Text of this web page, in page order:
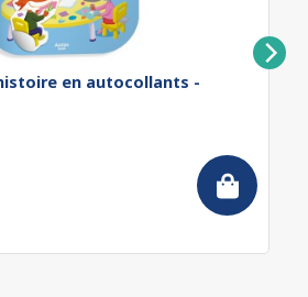
en autocollants -